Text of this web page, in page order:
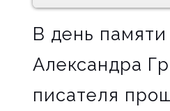
В день памяти
Александра
писателя